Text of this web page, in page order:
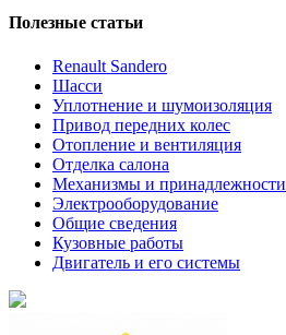
Полезные статьи
Renault Sandero
Шасси
Уплотнение и шумоизоляция
Привод передних колес
Отопление и вентиляция
Отделка салона
Механизмы и принадлежности
Электрооборудование
Общие сведения
Кузовные работы
Двигатель и его системы